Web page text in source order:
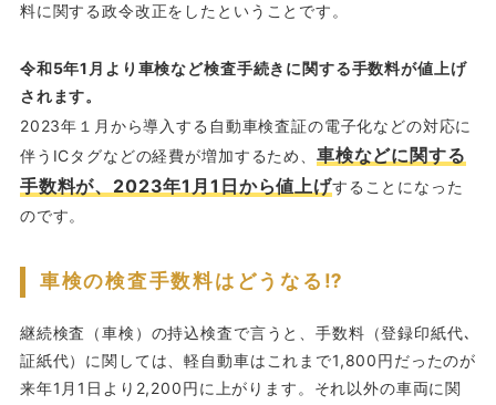
料に関する政令改正をしたということです。
令和5年1月より車検など検査手続きに関する手数料が値上げ
されます。
2023年１月から導入する自動車検査証の電子化などの対応に
伴うICタグなどの経費が増加するため、 車検などに関する
手数料が、2023年1月1日から値上げすることになった
のです。
車検の検査手数料はどうなる⁉
継続検査（車検）の持込検査で言うと、手数料（登録印紙代､
証紙代）に関しては、軽自動車はこれまで1,800円だったのが
来年1月1日より2,200円に上がります。それ以外の車両に関